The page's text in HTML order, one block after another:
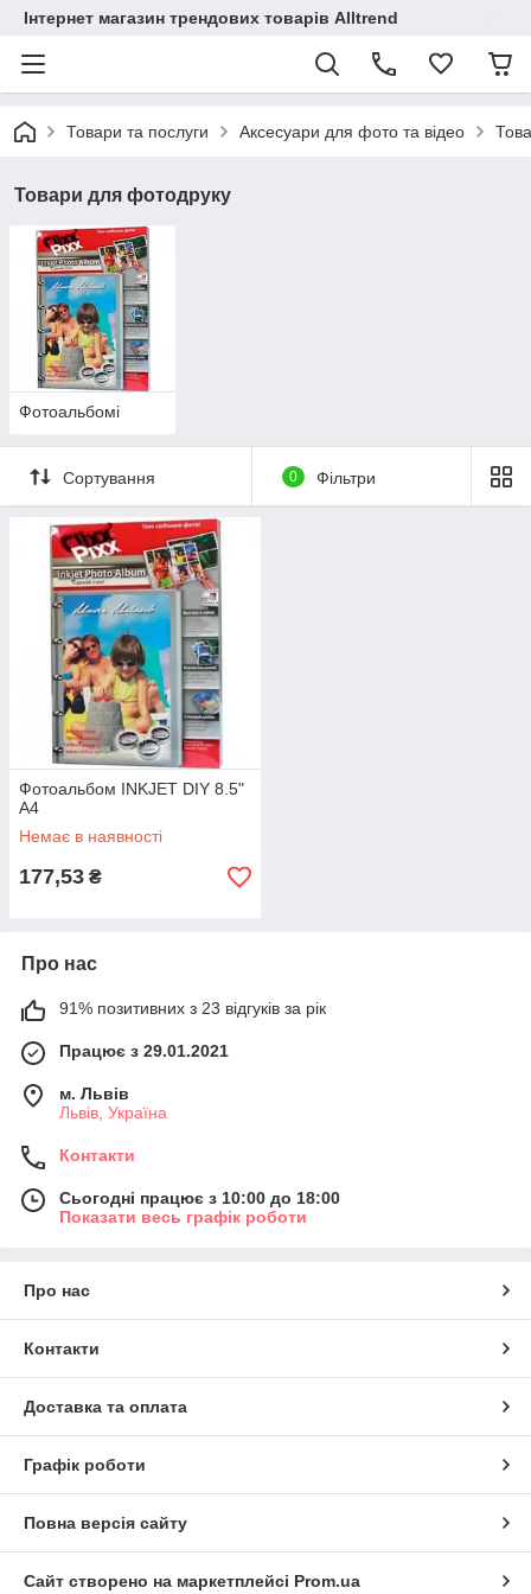
Інтернет магазин трендових товарів Alltrend
Товари та послуги Аксесуари для фото та відео
Товари для фотодруку
Фотоальбомі
Сортування 0 Фільтри
Фотоальбом INKJET DIY 8.5"
A4
Немає в наявності
177,53 ₴
Про нас
91% позитивних з 23 відгуків за рік
Працює з 29.01.2021
м. Львів
Львів, Україна
Контакти
Сьогодні працює з 10:00 до 18:00
Показати весь графік роботи
Про нас
Контакти
Доставка та оплата
Графік роботи
Повна версія сайту
Сайт створено на маркетплейсі Prom.ua